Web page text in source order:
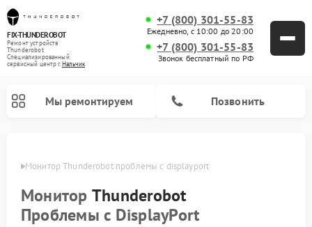
FIX-THUNDEROBOT
Ремонт устройств
Thunderobot
Специализированный
cервисный центр г.Нальчик
+7 (800) 301-55-83
Ежедневно, с 10:00 до 20:00
+7 (800) 301-55-83
Звонок бесплатный по РФ
Мы ремонтируем Позвонить
Монитор Thunderobot проблемы с displayport
Монитор Thunderobot
Проблемы с DisplayPort